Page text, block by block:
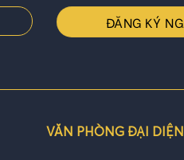
VĂN PHÒNG ĐẠI DIỆN